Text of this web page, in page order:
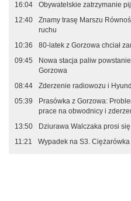
16:04
Obywatelskie zatrzymanie
12:40
Znamy trasę Marszu
ruchu
10:36
80-latek z Gorzowa chciał
09:45
Nowa stacja paliw
Gorzowa
08:44
Zderzenie radiowozu i
05:39
Prasówka z Gorzowa:
prace na obwodnicy i
13:50
Dziurawa Walczaka prosi
11:21
Wypadek na S3.